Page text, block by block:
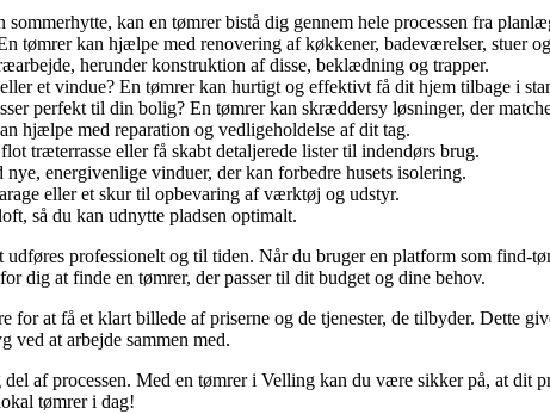
kan en tømrer bistå dig gennem hele processen fra
tømrer kan hjælpe med renovering af køkkener, badeværelser, stuer
herunder konstruktion af disse, beklædning og trapper.
et vindue? En tømrer kan hurtigt og effektivt få dit hjem tilbage i
perfekt til din bolig? En tømrer kan skræddersy løsninger, der
hjælpe med reparation og vedligeholdelse af dit tag.
træterrasse eller få skabt detaljerede lister til indendørs brug.
energivenlige vinduer, der kan forbedre husets isolering.
eller et skur til opbevaring af værktøj og udstyr.
så du kan udnytte pladsen optimalt.
professionelt og til tiden. Når du bruger en platform som find-
dig at finde en tømrer, der passer til dit budget og dine behov.
at få et klart billede af priserne og de tjenester, de tilbyder. Dette
ved at arbejde sammen med.
af processen. Med en tømrer i Velling kan du være sikker på, at
tømrer i dag!